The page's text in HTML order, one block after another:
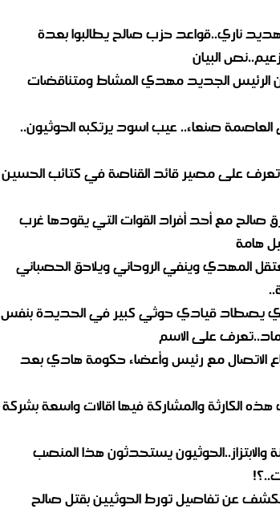
ناري..قواعد حزب صالح يطالبوا بعدة
البيان
الرئيس الجديد مهدي المشاط ومتناقضات
صنعاء.. عيب اسود يرتكبه الحوثيون..
تعرف على مصير قائد القناصة في كتائب الحسين
مع أحد أفراد القوات التي يقودها غرب
هامة
المهدي وينفي الروحاني ويلاحق الحصباني
يصطاد قيادي حوثي كبير في الحديدة بنفس
على الاسم
الاتصال مع رئيس وأعضاء حكومة هادي بعد
الكارثة والمشاركة فيها اقالات واسعة بشركة
والابتزاز..الحوثيون يستحدثون هذا المنصب
تكشف عن تفاصيل تورط الحوثيين بقتل صالح